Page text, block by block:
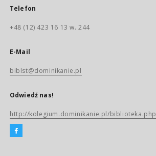
Telefon
+48 (12) 423 16 13 w. 244
E-Mail
biblst@dominikanie.pl
Odwiedź nas!
http://kolegium.dominikanie.pl/biblioteka.php